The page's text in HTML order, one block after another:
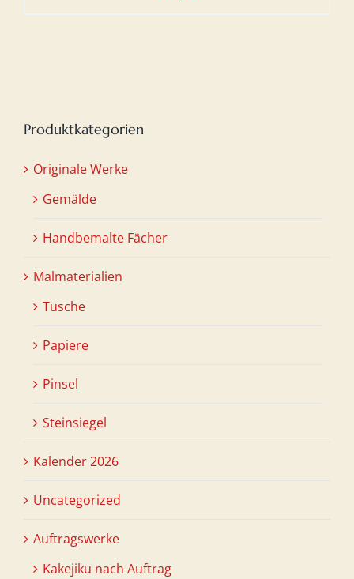
Produktkategorien
Originale Werke
Gemälde
Handbemalte Fächer
Malmaterialien
Tusche
Papiere
Pinsel
Steinsiegel
Kalender 2026
Uncategorized
Auftragswerke
Kakejiku nach Auftrag